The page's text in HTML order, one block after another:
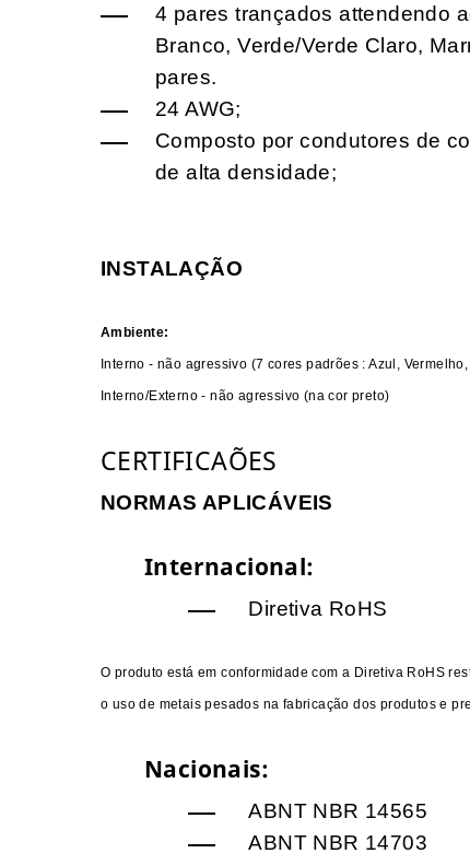
4 pares trançados attendendo
Branco, Verde/Verde Claro,
pares.
24 AWG;
Composto por condutores de
de alta densidade;
INSTALAÇÃO
Ambiente:
Interno - não agressivo (7 cores padrões : Azul,
Interno/Externo - não agressivo (na cor preto)
CERTIFICAÕES
NORMAS APLICÁVEIS
Internacional:​
Diretiva RoHS
​O produto está em conformidade com a Diretiva RoHS
o uso de metais pesados na fabricação dos produtos e
Nacionais:
ABNT NBR 14565
ABNT NBR 14703